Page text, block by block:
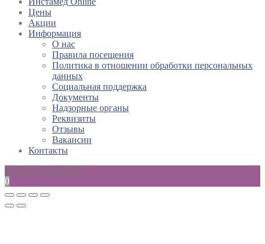
Цены
Акции
Информация
О нас
Правила посещения
Политика в отношении обработки персональных
данных
Социальная поддержка
Документы
Надзорные органы
Реквизиты
Отзывы
Вакансии
Контакты
Ваш заказ пока пуст
0